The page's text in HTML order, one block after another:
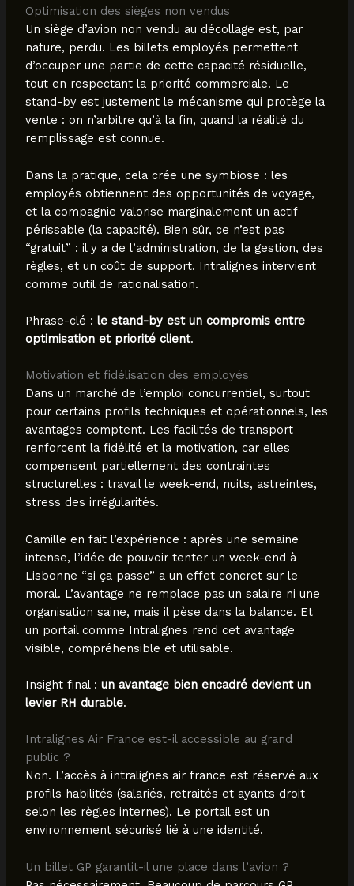
Optimisation des sièges non vendus
Un siège d’avion non vendu au décollage est, par
nature, perdu. Les billets employés permettent
d’occuper une partie de cette capacité résiduelle,
tout en respectant la priorité commerciale. Le
stand-by est justement le mécanisme qui protège la
vente : on n’arbitre qu’à la fin, quand la réalité du
remplissage est connue.
Dans la pratique, cela crée une symbiose : les
employés obtiennent des opportunités de voyage,
et la compagnie valorise marginalement un actif
périssable (la capacité). Bien sûr, ce n’est pas
“gratuit” : il y a de l’administration, de la gestion, des
règles, et un coût de support. Intralignes intervient
comme outil de rationalisation.
Phrase-clé : le stand-by est un compromis entre
optimisation et priorité client.
Motivation et fidélisation des employés
Dans un marché de l’emploi concurrentiel, surtout
pour certains profils techniques et opérationnels, les
avantages comptent. Les facilités de transport
renforcent la fidélité et la motivation, car elles
compensent partiellement des contraintes
structurelles : travail le week-end, nuits, astreintes,
stress des irrégularités.
Camille en fait l’expérience : après une semaine
intense, l’idée de pouvoir tenter un week-end à
Lisbonne “si ça passe” a un effet concret sur le
moral. L’avantage ne remplace pas un salaire ni une
organisation saine, mais il pèse dans la balance. Et
un portail comme Intralignes rend cet avantage
visible, compréhensible et utilisable.
Insight final : un avantage bien encadré devient un
levier RH durable.
Intralignes Air France est-il accessible au grand
public ?
Non. L’accès à intralignes air france est réservé aux
profils habilités (salariés, retraités et ayants droit
selon les règles internes). Le portail est un
environnement sécurisé lié à une identité.
Un billet GP garantit-il une place dans l’avion ?